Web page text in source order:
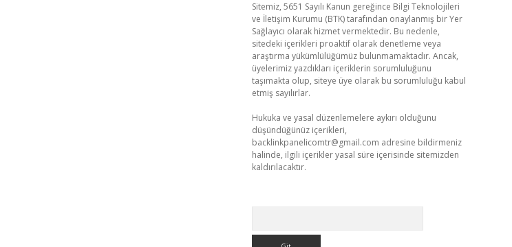
Sitemiz, 5651 Sayılı Kanun gereğince Bilgi Teknolojileri
ve İletişim Kurumu (BTK) tarafından onaylanmış bir Yer
Sağlayıcı olarak hizmet vermektedir. Bu nedenle,
sitedeki içerikleri proaktif olarak denetleme veya
araştırma yükümlülüğümüz bulunmamaktadır. Ancak,
üyelerimiz yazdıkları içeriklerin sorumluluğunu
taşımakta olup, siteye üye olarak bu sorumluluğu kabul
etmiş sayılırlar.
Hukuka ve yasal düzenlemelere aykırı olduğunu
düşündüğünüz içerikleri,
backlinkpanelicomtr@gmail.com adresine bildirmeniz
halinde, ilgili içerikler yasal süre içerisinde sitemizden
kaldırılacaktır.